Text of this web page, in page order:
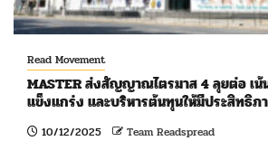
Read Movement
MASTER ส่งสัญญาณไตรมาส 4 ลุยต่อ เน้
แข็งแกร่ง และบริหารต้นทุนให้มีประสิทธิภ
10/12/2025 Team Readspread